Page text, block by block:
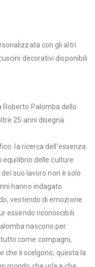
con gli altri
decorativi disponibili
Palomba dello
25 anni disegna
la ricerca dell’essenza
equilibrio delle culture
suo lavoro non è solo
hanno indagato
vestendo di emozione
essendo riconoscibili.
nascono per
come compagni,
che li scelgono, questa la